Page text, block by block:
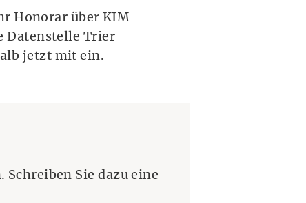
Honorar über KIM
Datenstelle Trier
jetzt mit ein.
Sie dazu eine